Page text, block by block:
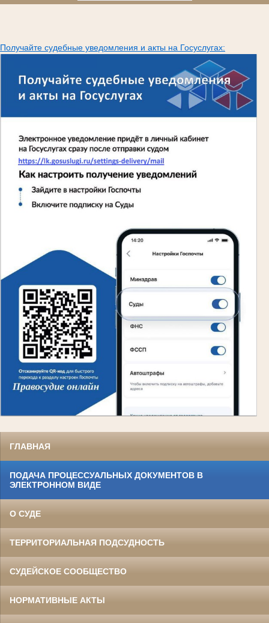
Получайте судебные уведомления и акты на Госуслугах:
ГЛАВНАЯ
ПОДАЧА ПРОЦЕССУАЛЬНЫХ ДОКУМЕНТОВ В
ЭЛЕКТРОННОМ ВИДЕ
О СУДЕ
ТЕРРИТОРИАЛЬНАЯ ПОДСУДНОСТЬ
СУДЕЙСКОЕ СООБЩЕСТВО
НОРМАТИВНЫЕ АКТЫ